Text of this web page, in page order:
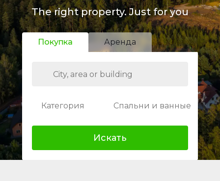
The right property. Just for you
Покупка Аренда
Категория Спальни и ванные
Искать